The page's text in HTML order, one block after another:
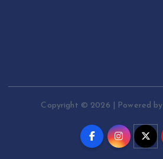
Copyright © 2026 | Powered by